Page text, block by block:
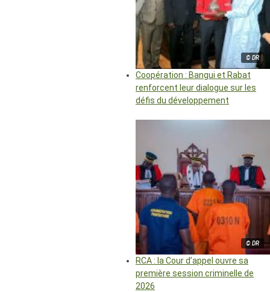
© DR
Coopération : Bangui et Rabat
renforcent leur dialogue sur les
défis du développement
© DR
RCA : la Cour d’appel ouvre sa
première session criminelle de
2026